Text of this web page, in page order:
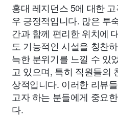
홍대 레지던스 5에 대한
우 긍정적입니다. 많은 투
간과 함께 편리한 위치에
도 기능적인 시설을 칭찬
늑한 분위기를 느낄 수 있
고 있으며, 특히 직원들의
상적입니다. 이러한 리뷰
고자 하는 분들에게 중요
다.